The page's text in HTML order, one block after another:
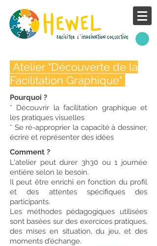
Atelier "Découverte de la
Facilitation Graphique"
Pourquoi ?
* Découvrir la facilitation graphique et
les pratiques visuelles
* Se ré-approprier la capacité à dessiner,
écrire et représenter des idées
Comment ?
L'atelier peut durer 3h30 ou 1 journée
entière selon le besoin.
Il peut être enrichi en fonction du profil
et des attentes spécifiques des
participants.
Les méthodes pédagogiques utilisées
sont basées sur des exercices pratiques,
des mises en situation, du jeu, et des
moments d'échange.